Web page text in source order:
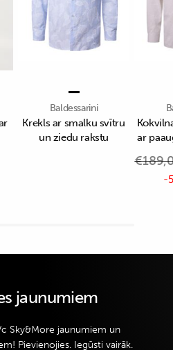
Baldessarini
Krekls ar smalku svītru
un ziedu rakstu
ar
€
-
jaunumiem
Sky&More jaunumiem un
Pievienojies. Iegūsti vairāk.